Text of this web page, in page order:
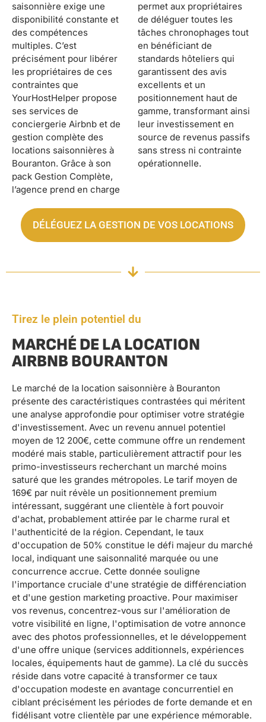
saisonnière exige une
disponibilité constante et
des compétences
multiples. C’est
précisément pour libérer
les propriétaires de ces
contraintes que
YourHostHelper propose
ses services de
conciergerie Airbnb et de
gestion complète des
locations saisonnières à
Bouranton. Grâce à son
pack Gestion Complète,
l’agence prend en charge
permet aux propriétaires
de déléguer toutes les
tâches chronophages tout
en bénéficiant de
standards hôteliers qui
garantissent des avis
excellents et un
positionnement haut de
gamme, transformant ainsi
leur investissement en
source de revenus passifs
sans stress ni contrainte
opérationnelle.
DÉLÉGUEZ LA GESTION DE VOS LOCATIONS
Tirez le plein potentiel du
MARCHÉ DE LA LOCATION
AIRBNB BOURANTON
Le marché de la location saisonnière à Bouranton
présente des caractéristiques contrastées qui méritent
une analyse approfondie pour optimiser votre stratégie
d'investissement. Avec un revenu annuel potentiel
moyen de 12 200€, cette commune offre un rendement
modéré mais stable, particulièrement attractif pour les
primo-investisseurs recherchant un marché moins
saturé que les grandes métropoles. Le tarif moyen de
169€ par nuit révèle un positionnement premium
intéressant, suggérant une clientèle à fort pouvoir
d'achat, probablement attirée par le charme rural et
l'authenticité de la région. Cependant, le taux
d'occupation de 50% constitue le défi majeur du marché
local, indiquant une saisonnalité marquée ou une
concurrence accrue. Cette donnée souligne
l'importance cruciale d'une stratégie de différenciation
et d'une gestion marketing proactive. Pour maximiser
vos revenus, concentrez-vous sur l'amélioration de
votre visibilité en ligne, l'optimisation de votre annonce
avec des photos professionnelles, et le développement
d'une offre unique (services additionnels, expériences
locales, équipements haut de gamme). La clé du succès
réside dans votre capacité à transformer ce taux
d'occupation modeste en avantage concurrentiel en
ciblant précisément les périodes de forte demande et en
fidélisant votre clientèle par une expérience mémorable.